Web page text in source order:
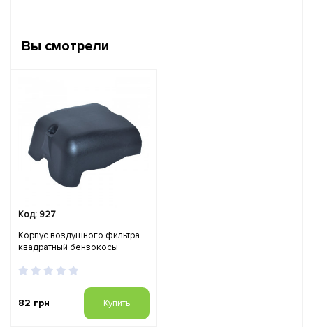
Вы смотрели
Код: 927
Корпус воздушного фильтра
квадратный бензокосы
82 грн Купить